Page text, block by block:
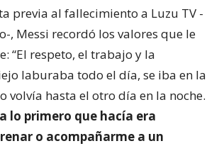
previa al fallecimiento a Luzu TV -
, Messi recordó los valores que le
“El respeto, el trabajo y la
laburaba todo el día, se iba en la
volvía hasta el otro día en la noche.
lo primero que hacía era
o acompañarme a un